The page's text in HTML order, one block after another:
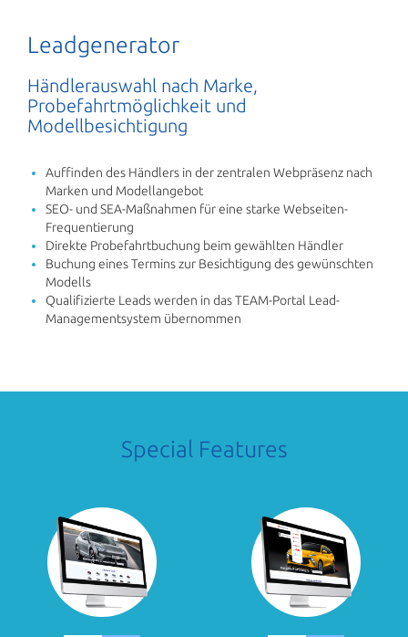
Leadgenerator
Händlerauswahl nach Marke,
Probefahrtmöglichkeit und
Modellbesichtigung
Auffinden des Händlers in der zentralen Webpräsenz nach
Marken und Modellangebot
SEO- und SEA-Maßnahmen für eine starke Webseiten-
Frequentierung
Direkte Probefahrtbuchung beim gewählten Händler
Buchung eines Termins zur Besichtigung des gewünschten
Modells
Qualifizierte Leads werden in das TEAM-Portal Lead-
Managementsystem übernommen
Special Features